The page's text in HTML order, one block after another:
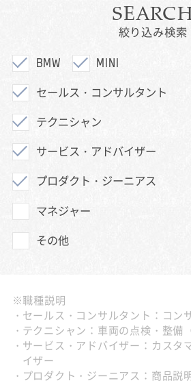
絞り込み検索
BMW
MINI
セールス・コンサルタント
テクニシャン
サービス・アドバイザー
プロダクト・ジーニアス
マネジャー
その他
※職種説明
セールス・コンサルタント：コン
テクニシャン：車両の点検・整備
サービス・アドバイザー：カスタ
イザー
プロダクト・ジーニアス：商品説